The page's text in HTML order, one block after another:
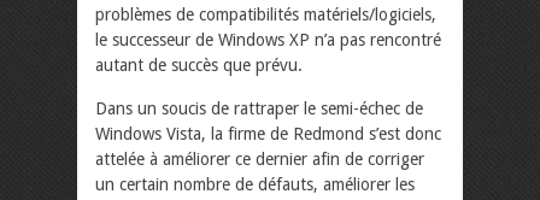
problèmes de compatibilités matériels/logiciels,
le successeur de Windows XP n’a pas rencontré
autant de succès que prévu.
Dans un soucis de rattraper le semi-échec de
Windows Vista, la firme de Redmond s’est donc
attelée à améliorer ce dernier afin de corriger
un certain nombre de défauts, améliorer les